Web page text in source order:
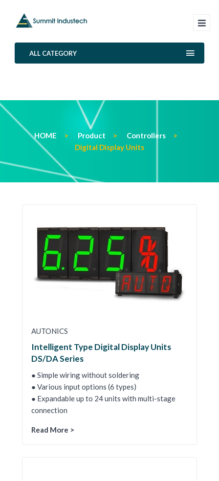
ALL CATEGORY
HOME Product
Controllers
Digital Display Units
AUTONICS
Intelligent Type Digital Display Units
DS/DA Series
● Simple wiring without soldering
● Various input options (6 types)
● Expandable up to 24 units with multi-stage
connection
Read More >